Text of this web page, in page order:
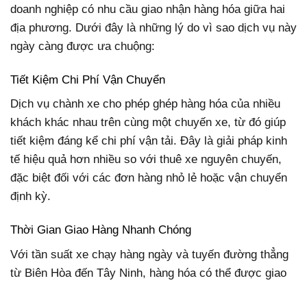
doanh nghiệp có nhu cầu giao nhận hàng hóa giữa hai
địa phương. Dưới đây là những lý do vì sao dịch vụ này
ngày càng được ưa chuộng:
Tiết Kiệm Chi Phí Vận Chuyển
Dịch vụ chành xe cho phép ghép hàng hóa của nhiều
khách khác nhau trên cùng một chuyến xe, từ đó giúp
tiết kiệm đáng kể chi phí vận tải. Đây là giải pháp kinh
tế hiệu quả hơn nhiều so với thuê xe nguyên chuyến,
đặc biệt đối với các đơn hàng nhỏ lẻ hoặc vận chuyển
định kỳ.
Thời Gian Giao Hàng Nhanh Chóng
Với tần suất xe chạy hàng ngày và tuyến đường thẳng
từ Biên Hòa đến Tây Ninh, hàng hóa có thể được giao